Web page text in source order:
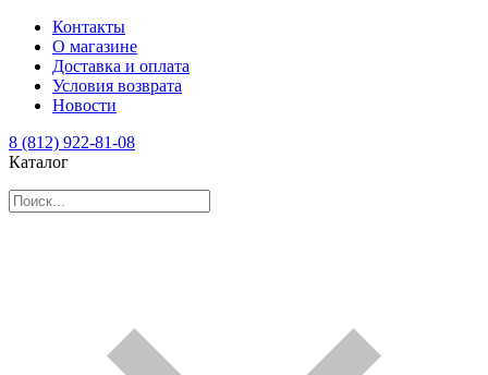
Контакты
О магазине
Доставка и оплата
Условия возврата
Новости
8 (812) 922-81-08
Каталог